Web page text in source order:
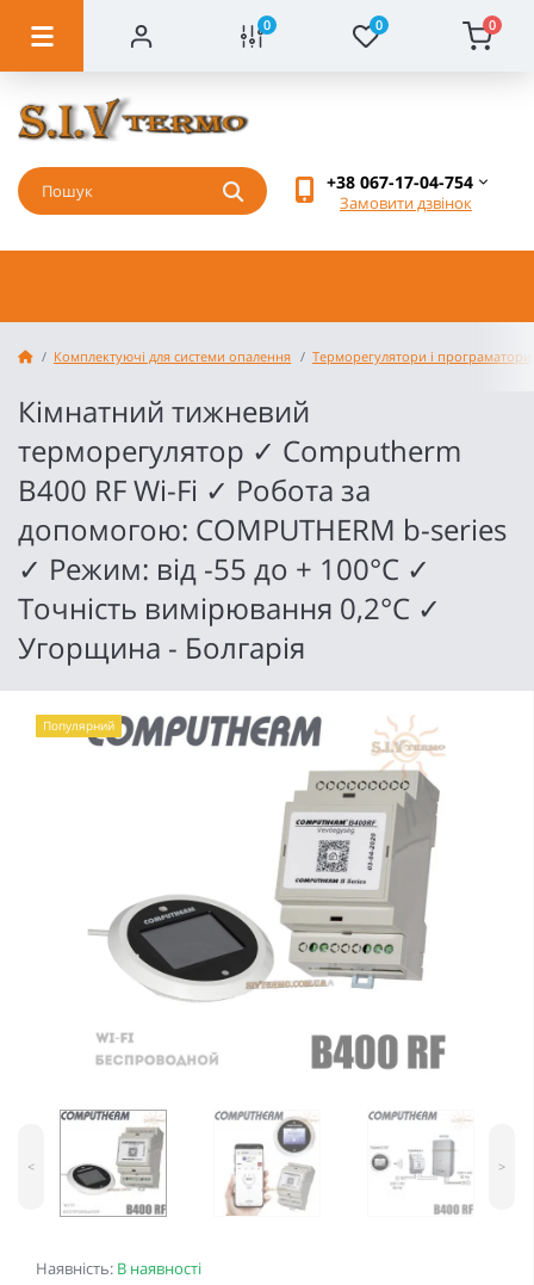
0 0 0
+38 067-17-04-754
Замовити дзвінок
Комплектуючі для системи опалення Терморегулятори і програматори
Кімнатний тижневий
терморегулятор ✓ Computherm
B400 RF Wi-Fi ✓ Робота за
допомогою: COMPUTHERM b-series
✓ Режим: від -55 до + 100°C ✓
Точність вимірювання 0,2°C ✓
Угорщина - Болгарія
Наявність: В наявності
Популярний
< >